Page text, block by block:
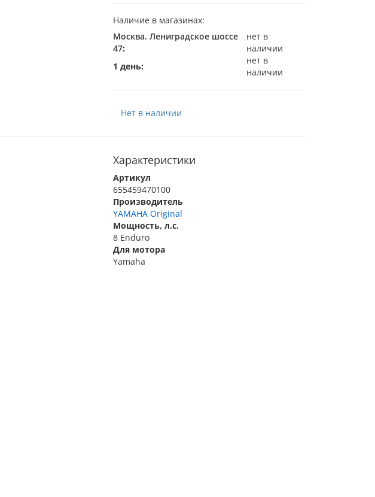
Наличие в магазинах:
Москва. Лениградское шоссе
47:
нет в
наличии
1 день:
нет в
наличии
Нет в наличии
Характеристики
Артикул
655459470100
Производитель
YAMAHA Original
Мощность, л.с.
8 Enduro
Для мотора
Yamaha